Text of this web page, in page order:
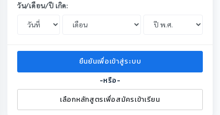
วัน/เดือน/ปี เกิด:
ยืนยันเพื่อเข้าสู่ระบบ
-หรือ-
เลือกหลักสูตรเพื่อสมัครเข้าเรียน